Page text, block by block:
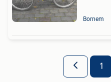
Bornem
1